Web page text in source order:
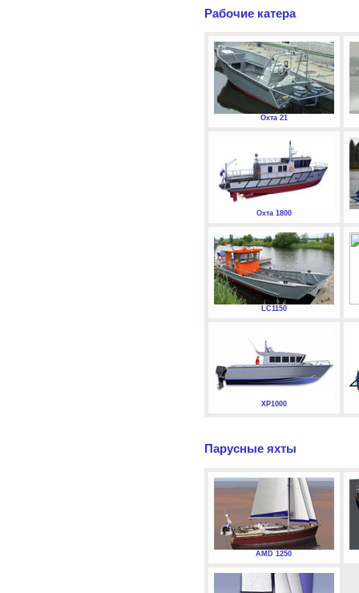
Рабочие катера
Охта 21
Охта 1800
LC1150
XP1000
Парусные яхты
AMD 1250